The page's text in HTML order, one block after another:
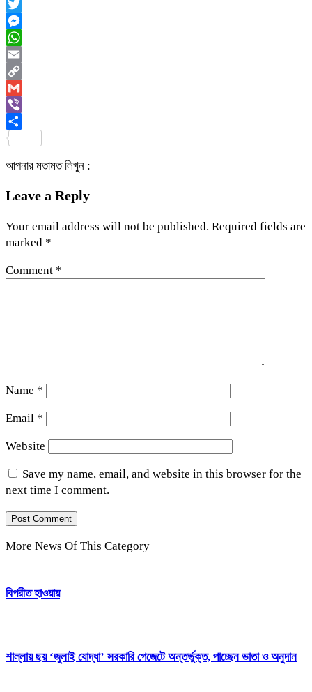
Facebook
Twitter
Messenger
WhatsApp
Email
Copy
Link
Gmail
Viber
আপনার মতামত লিখুন :
Leave a Reply
Your email address will not be published. Required fields are
marked *
Comment *
Name *
Email *
Website
Save my name, email, and website in this browser for the
next time I comment.
More News Of This Category
বিপরীত হাওয়ায়
শাল্লায় ছয় ‘জুলাই যোদ্ধা’ সরকারি গেজেটে অন্তর্ভুক্ত, পাচ্ছেন ভাতা ও অনুদান